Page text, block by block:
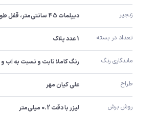
زنجیر دیپلمات 45 سانتی‌متر، قفل طوطی
تعداد در بسته 1 عدد پلاک
ماندگاری رنگ رنگ کاملا ثابت و نسبت به آب
طراح علی کیان مهر
روش برش لیزر با دقت 0.2 میلی‌متر